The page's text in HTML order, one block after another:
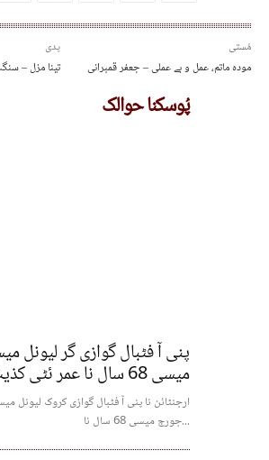
پدی
تینا مزل –
مُستی
مودہ ماتم، عمل و بے عملی – جعفر قمبرانی
پُوسکنا حوالک
پنی آ فٹبال گوازی گر لیونل
میسی 68 سال نا عمر ئٹی کذیت کرے
ارجنٹائن نا پنی آ فٹبال گوازی کروک لیونل
جورج میسی 68 سال نا...